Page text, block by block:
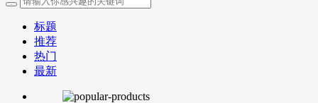
标题
推荐
热门
最新